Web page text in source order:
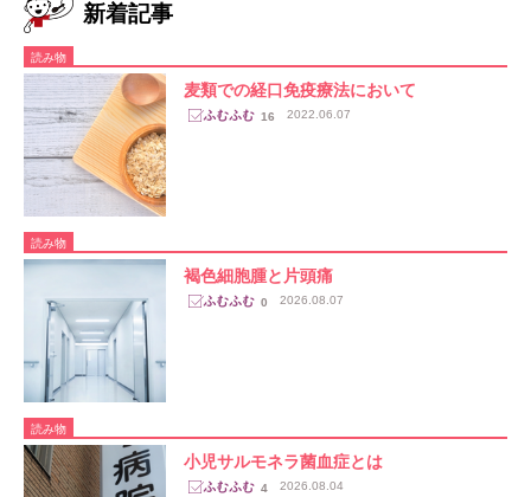
新着記事
読み物
麦類での経口免疫療法において
16 2022.06.07
読み物
褐色細胞腫と片頭痛
0 2026.08.07
読み物
小児サルモネラ菌血症とは
4 2026.08.04